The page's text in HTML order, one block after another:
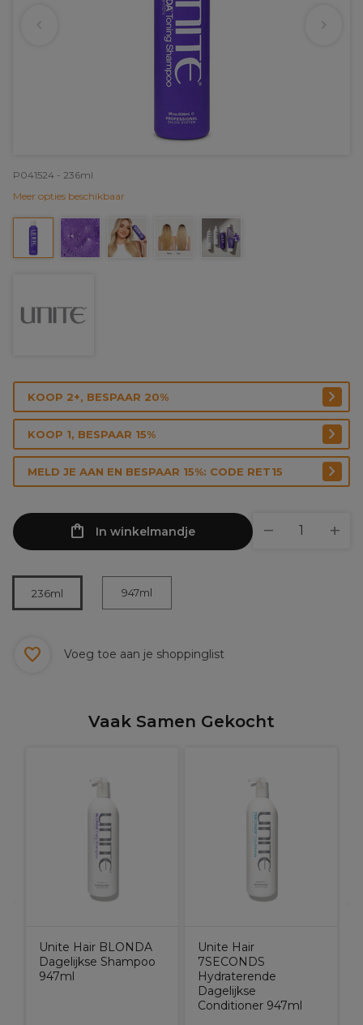
P041524 - 236ml
Meer opties beschikbaar
KOOP 2+, BESPAAR 20%
KOOP 1, BESPAAR 15%
MELD JE AAN EN BESPAAR 15%: CODE RET15
In winkelmandje
236ml 947ml
Voeg toe aan je shoppinglist
Vaak Samen Gekocht
Unite Hair BLONDA
Dagelijkse Shampoo
947ml
Unite Hair
7SECONDS
Hydraterende
Dagelijkse
Conditioner 947ml